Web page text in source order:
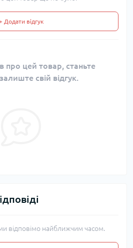
Додати відгук
про цей товар, станьте
свій відгук.
відповімо найближчим часом.